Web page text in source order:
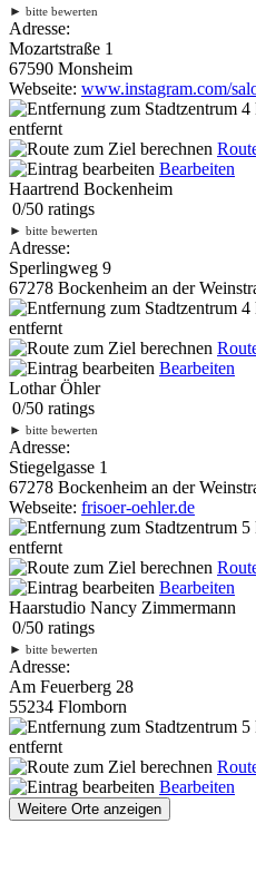
► bitte bewerten
Adresse:
Mozartstraße 1
67590 Monsheim
Webseite: www.instagram.com/
4
entfernt
Bearbeiten
Haartrend Bockenheim
0/50 ratings
► bitte bewerten
Adresse:
Sperlingweg 9
67278 Bockenheim an der
4
entfernt
Bearbeiten
Lothar Öhler
0/50 ratings
► bitte bewerten
Adresse:
Stiegelgasse 1
67278 Bockenheim an der
Webseite: frisoer-oehler.de
5
entfernt
Bearbeiten
Haarstudio Nancy Zimmermann
0/50 ratings
► bitte bewerten
Adresse:
Am Feuerberg 28
55234 Flomborn
5
entfernt
Bearbeiten
Weitere Orte anzeigen